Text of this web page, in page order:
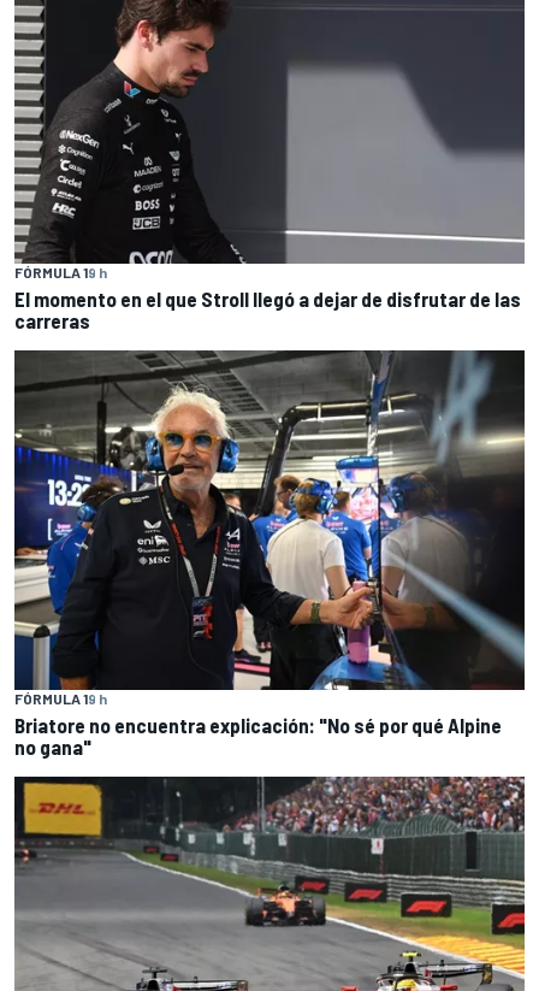
FÓRMULA 19 h
El momento en el que Stroll llegó a dejar de disfrutar de las
carreras
FÓRMULA 19 h
Briatore no encuentra explicación: "No sé por qué Alpine
no gana"